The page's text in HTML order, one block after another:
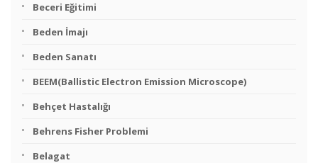
Beceri Eğitimi
Beden İmajı
Beden Sanatı
BEEM(Ballistic Electron Emission Microscope)
Behçet Hastalığı
Behrens Fisher Problemi
Belagat